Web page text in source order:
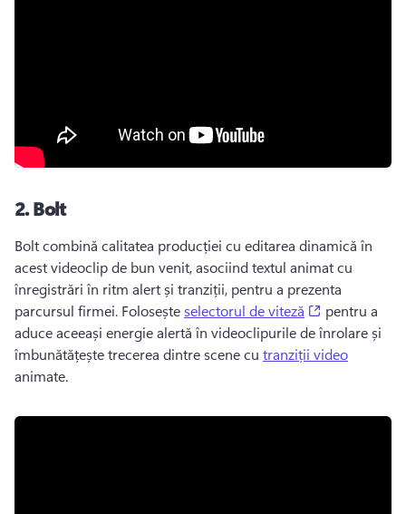
2.Bolt
Bolt combină calitatea producției cu editarea dinamică în
acest videoclip de bun venit, asociind textul animat cu
înregistrări în ritm alert și tranziții, pentru a prezenta
parcursul firmei. Folosește selectorul de viteză (opens in a
pentru a
aduce aceeași energie alertă în videoclipurile de înrolare și
îmbunătățește trecerea dintre scene cu tranziții video
animate.